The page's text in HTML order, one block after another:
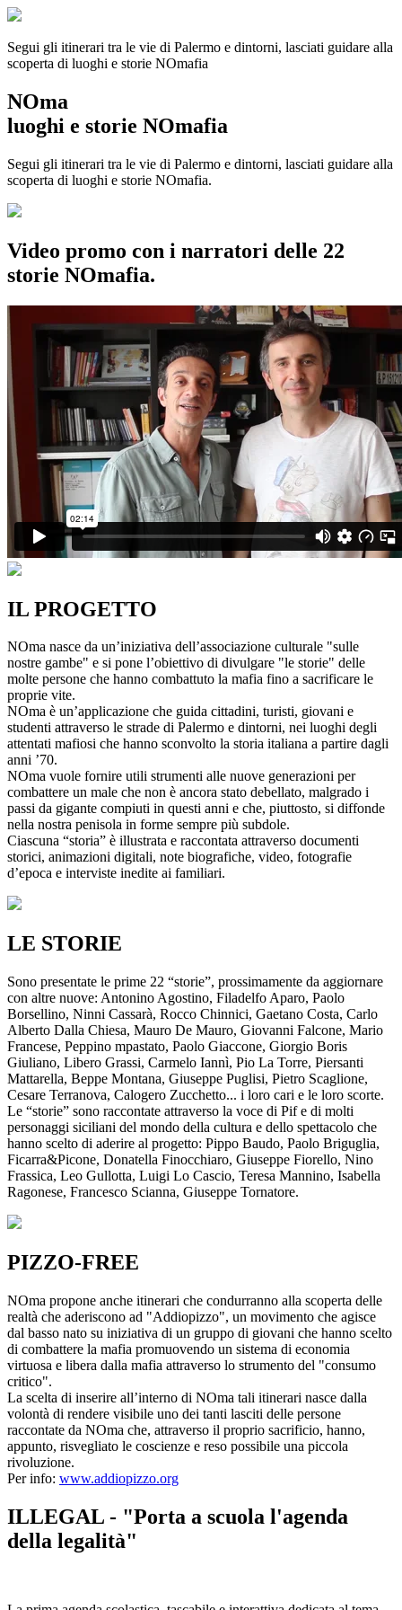
Segui gli itinerari tra le vie di Palermo e dintorni, lasciati guidare alla
scoperta di luoghi e storie NOmafia
NOma
luoghi e storie NOmafia
Segui gli itinerari tra le vie di Palermo e dintorni, lasciati guidare alla
scoperta di luoghi e storie NOmafia.
Video promo con i narratori delle 22
storie NOmafia.
IL PROGETTO
NOma nasce da un’iniziativa dell’associazione culturale "sulle
nostre gambe" e si pone l’obiettivo di divulgare "le storie" delle
molte persone che hanno combattuto la mafia fino a sacrificare le
proprie vite.
NOma è un’applicazione che guida cittadini, turisti, giovani e
studenti attraverso le strade di Palermo e dintorni, nei luoghi degli
attentati mafiosi che hanno sconvolto la storia italiana a partire dagli
anni ’70.
NOma vuole fornire utili strumenti alle nuove generazioni per
combattere un male che non è ancora stato debellato, malgrado i
passi da gigante compiuti in questi anni e che, piuttosto, si diffonde
nella nostra penisola in forme sempre più subdole.
Ciascuna “storia” è illustrata e raccontata attraverso documenti
storici, animazioni digitali, note biografiche, video, fotografie
d’epoca e interviste inedite ai familiari.
LE STORIE
Sono presentate le prime 22 “storie”, prossimamente da aggiornare
con altre nuove: Antonino Agostino, Filadelfo Aparo, Paolo
Borsellino, Ninni Cassarà, Rocco Chinnici, Gaetano Costa, Carlo
Alberto Dalla Chiesa, Mauro De Mauro, Giovanni Falcone, Mario
Francese, Peppino mpastato, Paolo Giaccone, Giorgio Boris
Giuliano, Libero Grassi, Carmelo Iannì, Pio La Torre, Piersanti
Mattarella, Beppe Montana, Giuseppe Puglisi, Pietro Scaglione,
Cesare Terranova, Calogero Zucchetto... i loro cari e le loro scorte.
Le “storie” sono raccontate attraverso la voce di Pif e di molti
personaggi siciliani del mondo della cultura e dello spettacolo che
hanno scelto di aderire al progetto: Pippo Baudo, Paolo Briguglia,
Ficarra&Picone, Donatella Finocchiaro, Giuseppe Fiorello, Nino
Frassica, Leo Gullotta, Luigi Lo Cascio, Teresa Mannino, Isabella
Ragonese, Francesco Scianna, Giuseppe Tornatore.
PIZZO-FREE
NOma propone anche itinerari che condurranno alla scoperta delle
realtà che aderiscono ad "Addiopizzo", un movimento che agisce
dal basso nato su iniziativa di un gruppo di giovani che hanno scelto
di combattere la mafia promuovendo un sistema di economia
virtuosa e libera dalla mafia attraverso lo strumento del "consumo
critico".
La scelta di inserire all’interno di NOma tali itinerari nasce dalla
volontà di rendere visibile uno dei tanti lasciti delle persone
raccontate da NOma che, attraverso il proprio sacrificio, hanno,
appunto, risvegliato le coscienze e reso possibile una piccola
rivoluzione.
Per info: www.addiopizzo.org
ILLEGAL - "Porta a scuola l'agenda
della legalità"